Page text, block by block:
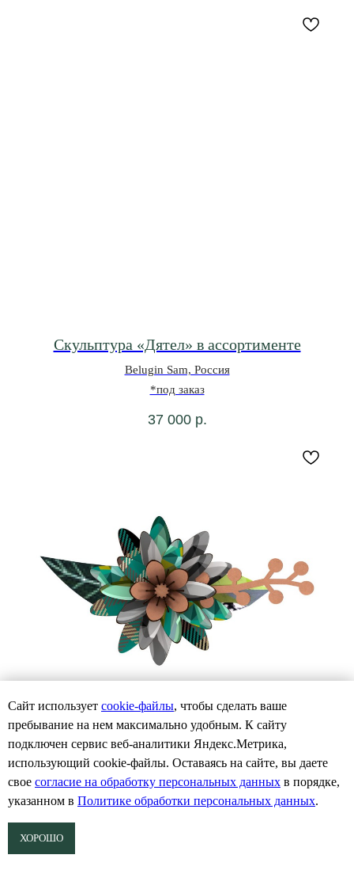
Скульптура «Дятел» в ассортименте
Belugin Sam, Россия
*под заказ
37 000 р.
Цветок Rhapsody in blue
Miho, Италия
Сайт использует cookie-файлы, чтобы сделать ваше
пребывание на нем максимально удобным. К cайту
подключен сервис веб-аналитики Яндекс.Метрика,
использующий cookie-файлы. Оставаясь на сайте, вы даете
свое согласие на обработку персональных данных в порядке,
указанном в Политике обработки персональных данных.
ХОРОШО